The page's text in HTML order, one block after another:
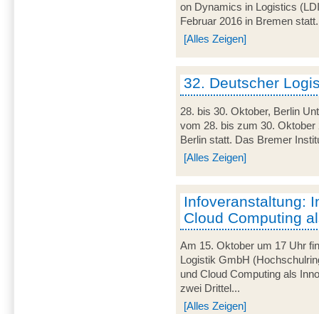
on Dynamics in Logistics
Februar 2016 in Bremen
[Alles Zeigen]
32. Deutscher
28. bis 30. Oktober, Berlin
vom 28. bis zum 30.
Berlin statt. Das Bremer
[Alles Zeigen]
Infoveranstaltung:
Cloud Computing
Am 15. Oktober um 17 Uhr
Logistik GmbH
und Cloud Computing als
zwei Drittel...
[Alles Zeigen]